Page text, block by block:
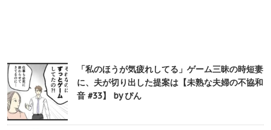
「私のほうが気疲れしてる」ゲーム三昧の時短妻
に、夫が切り出した提案は【未熟な夫婦の不協和
音 #33】 by ぴん